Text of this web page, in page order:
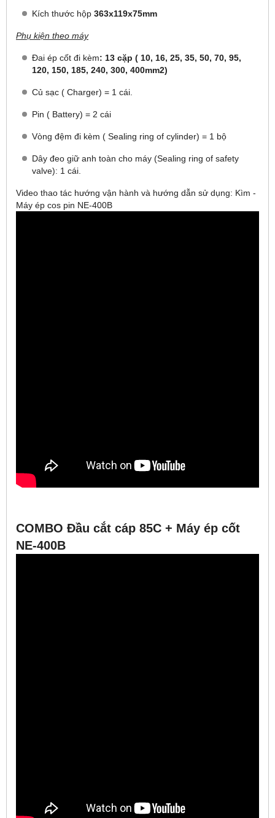
Kích thước hộp 363x119x75mm
Phụ kiện theo máy
Đai ép cốt đi kèm: 13 cặp ( 10, 16, 25, 35, 50, 70, 95,
120, 150, 185, 240, 300, 400mm2)
Củ sạc ( Charger) = 1 cái.
Pin ( Battery) = 2 cái
Vòng đệm đi kèm ( Sealing ring of cylinder) = 1 bộ
Dây đeo giữ anh toàn cho máy (Sealing ring of safety
valve): 1 cái.
Video thao tác hướng vận hành và hướng dẫn sử dụng: Kìm -
Máy ép cos pin NE-400B
COMBO Đầu cắt cáp 85C + Máy ép cốt
NE-400B